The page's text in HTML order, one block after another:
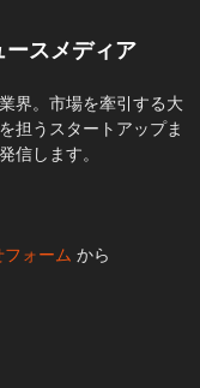
ースメディア
界。市場を牽引する大
担うスタートアップま
信します。
ォーム から